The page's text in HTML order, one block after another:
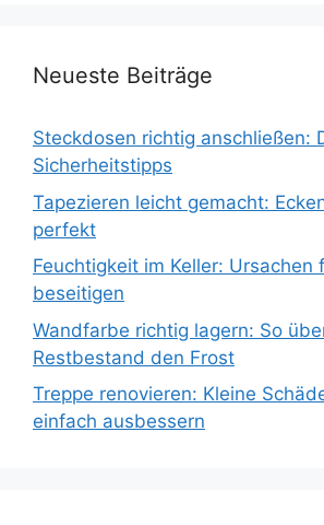
Neueste Beiträge
Steckdosen richtig anschließen:
Sicherheitstipps
Tapezieren leicht gemacht:
perfekt
Feuchtigkeit im Keller: Ursachen
beseitigen
Wandfarbe richtig lagern: So
Restbestand den Frost
Treppe renovieren: Kleine
einfach ausbessern